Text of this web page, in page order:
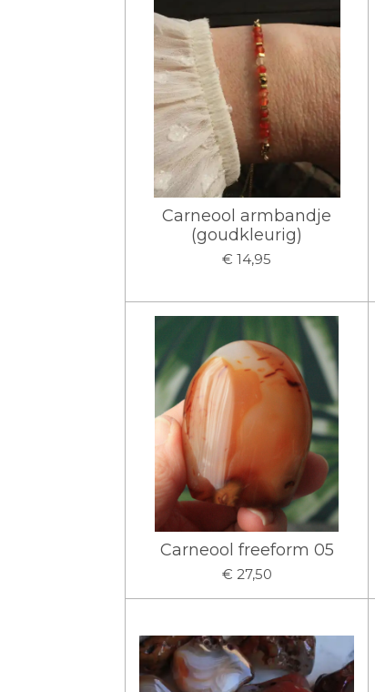
Carneool armbandje
(goudkleurig)
€ 14,95
Carneool freeform 05
€ 27,50